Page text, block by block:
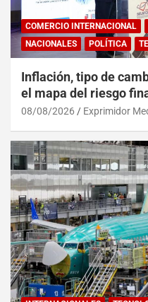
COMERCIO INTERNACIONAL
NACIONALES
POLÍTICA
Inflación, tipo de
el mapa del riesgo
08/08/2026 Exprimidor